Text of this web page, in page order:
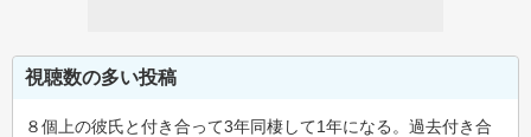
視聴数の多い投稿
８個上の彼氏と付き合って3年同棲して1年になる。過去付き合